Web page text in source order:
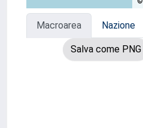
Macroarea Nazione
Salva come PNG